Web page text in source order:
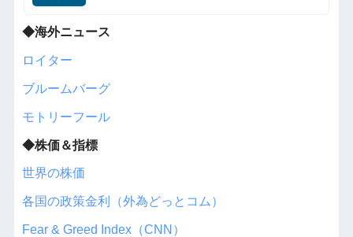
◆海外ニュース
ロイター
ブルームバーグ
モトリーフール
◆株価＆指標
世界の株価
各国の政策金利（外為どっとコム）
Fear & Greed Index（CNN）